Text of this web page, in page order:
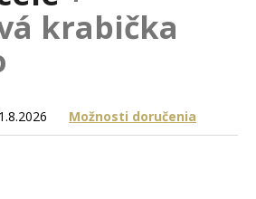
krabička
Možnosti doručenia